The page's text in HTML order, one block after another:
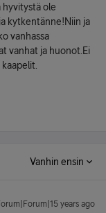
hyvitystä ole
kytkentänne!Niin ja
vanhassa
vanhat ja huonot.Ei
Vanhin ensin
years ago